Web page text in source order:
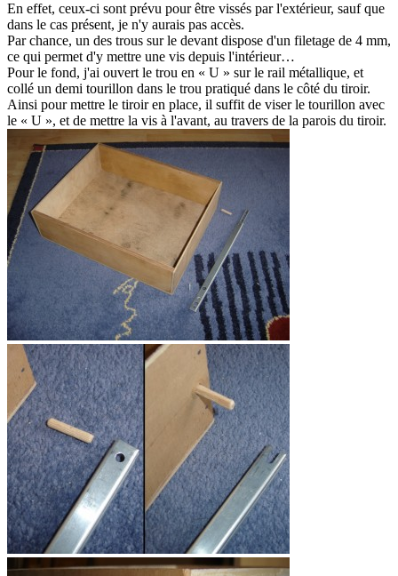
En effet, ceux-ci sont prévu pour être vissés par l'extérieur, sauf que
dans le cas présent, je n'y aurais pas accès.
Par chance, un des trous sur le devant dispose d'un filetage de 4 mm,
ce qui permet d'y mettre une vis depuis l'intérieur…
Pour le fond, j'ai ouvert le trou en « U » sur le rail métallique, et
collé un demi tourillon dans le trou pratiqué dans le côté du tiroir.
Ainsi pour mettre le tiroir en place, il suffit de viser le tourillon avec
le « U », et de mettre la vis à l'avant, au travers de la parois du tiroir.